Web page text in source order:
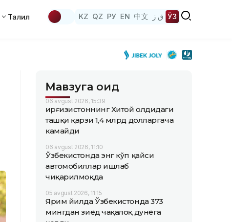
Таҳлил KZ QZ РУ EN 中文 ق ز ЎЗ
Мавзуга оид
06 avgust 2026, 15:39
Қирғизистоннинг Хитой олдидаги
ташқи қарзи 1,4 млрд долларгача
камайди
06 avgust 2026, 11:10
Ўзбекистонда энг кўп қайси
автомобиллар ишлаб
чиқарилмоқда
05 avgust 2026, 11:15
Ярим йилда Ўзбекистонда 373
мингдан зиёд чақалоқ дунёга